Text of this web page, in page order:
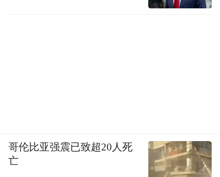
哥伦比亚强震已致超20人死
亡